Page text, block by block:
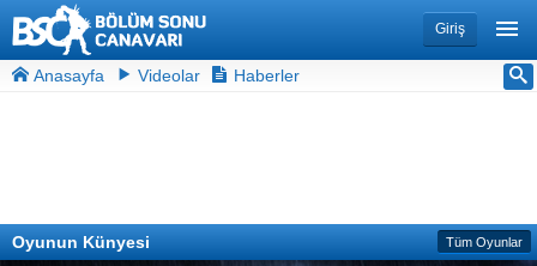
Giriş
Anasayfa Videolar Haberler
Oyunun Künyesi Tüm Oyunlar